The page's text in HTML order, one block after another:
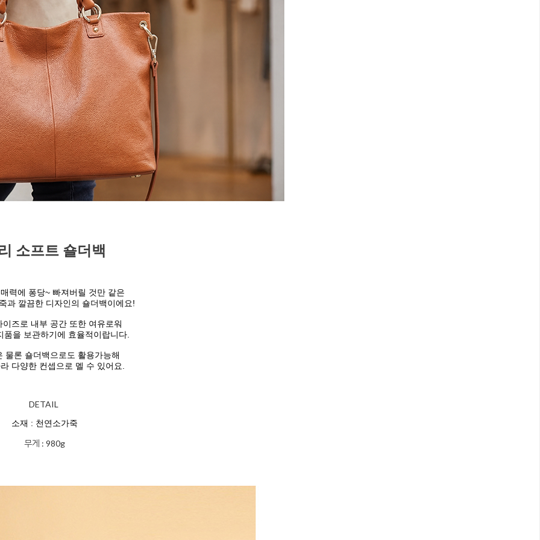
소프트 숄더백
력에 퐁당~ 빠져버릴 것만 같은
과 깔끔한 디자인의 숄더백이에요!
이즈로 내부 공간 또한 여유로워
품을 보관하기에 효율적이랍니다.
물론 숄더백으로도 활용가능해
다양한 컨셉으로 멜 수 있어요.
DETAIL
소재 : 천연소가죽
무게 : 980g